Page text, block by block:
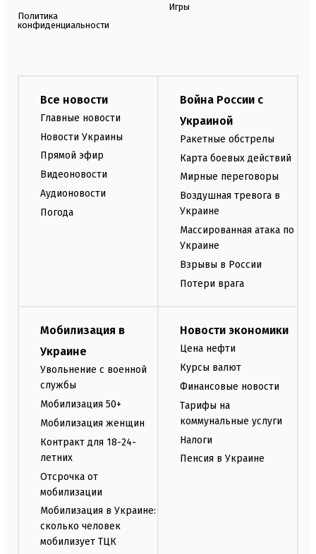
Политика
конфиденциальности
Игры
Все новости
Главные новости
Новости Украины
Прямой эфир
Видеоновости
Аудионовости
Погода
Война России с
Украиной
Ракетные обстрелы
Карта боевых действий
Мирные переговоры
Воздушная тревога в
Украине
Массированная атака по
Украине
Взрывы в России
Потери врага
Мобилизация в
Украине
Увольнение с военной
службы
Мобилизация 50+
Мобилизация женщин
Контракт для 18-24-
летних
Отсрочка от
мобилизации
Мобилизация в Украине:
сколько человек
мобилизует ТЦК
Новости экономики
Цена нефти
Курсы валют
Финансовые новости
Тарифы на
коммунальные услуги
Налоги
Пенсия в Украине